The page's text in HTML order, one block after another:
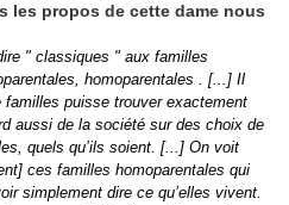
les propos de cette dame nous
" classiques " aux familles
homoparentales . [...] Il
puisse trouver exactement
aussi de la société sur des choix de
quels qu’ils soient. [...] On voit
ces familles homoparentales qui
simplement dire ce qu’elles vivent.